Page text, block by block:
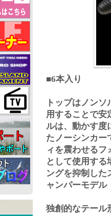
■6本入り
トップはノン
用することで安
ルは、動かす度
たノーシンカー
ィを震わせる
として使用す
ングを抑制した
ャンパーモデル
独創的なテール